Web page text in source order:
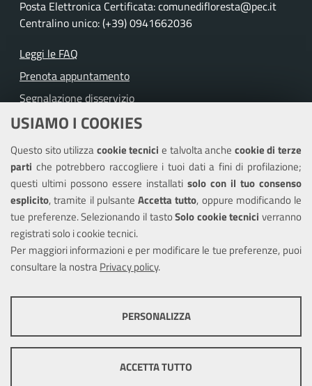
USIAMO I COOKIES
Questo sito utilizzacookie tecnicie talvolta anche cookie di terze
parti che potrebbero raccogliere i tuoi dati a fini di profilazione;
questi ultimi possono essere installati solo con il tuo consenso
esplicito, tramite il pulsante Accetta tutto, oppure modificando le
tue preferenze. Selezionando il tastoSolo cookie tecnici verranno
registrati solo i cookie tecnici.
Per maggiori informazioni e per modificare le tue preferenze, puoi
consultare la nostraPrivacy policy.
ottimale per ogni utente. Essi non raccolgono i tuoi dati e le tue
PERSONALIZZA
ACCETTA TUTTO
Posta Elettronica Certificata: comunedifloresta@pec.it
Centralino unico: (+39) 0941662036
Leggi le FAQ
Prenota appuntamento
Segnalazione disservizio
Richiesta assistenza
Amministrazione trasparente
Informativa privacy
Note legali
Piano di miglioramento dei servizi
Dichiarazione di accessibilità